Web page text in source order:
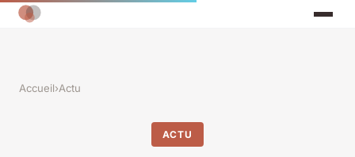
Accueil›Actu
ACTU